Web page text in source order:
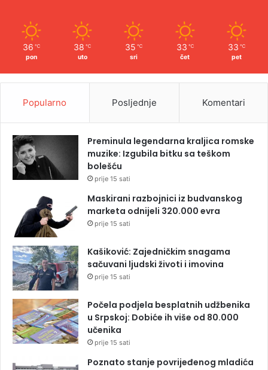
36 ℃
pon
38 ℃
uto
35 ℃
sri
33 ℃
čet
33 ℃
pet
Popularno Posljednje Komentari
Preminula legendarna kraljica romske
muzike: Izgubila bitku sa teškom
bolešću
prije 15 sati
Maskirani razbojnici iz budvanskog
marketa odnijeli 320.000 evra
prije 15 sati
Kašiković: Zajedničkim snagama
sačuvani ljudski životi i imovina
prije 15 sati
Počela podjela besplatnih udžbenika
u Srpskoj: Dobiće ih više od 80.000
učenika
prije 15 sati
Poznato stanje povrijeđenog mladića